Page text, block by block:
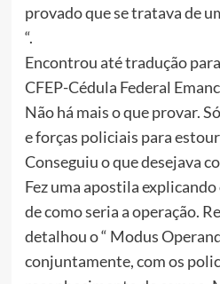
provado que se tratava de
“.
Encontrou até tradução
CFEP-Cédula Federal
Não há mais o que provar.
e forças policiais para
Conseguiu o que desejava
Fez uma apostila
de como seria a operação.
detalhou o “ Modus
conjuntamente, com os